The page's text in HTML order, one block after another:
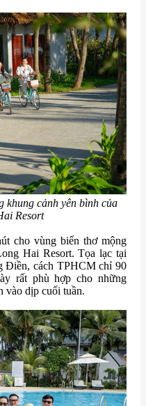
khung cảnh yên bình của
Resort
cho vùng biển thơ mộng
Hai Resort. Tọa lạc tại
Điền, cách TPHCM chỉ 90
rất phù hợp cho những
vào dịp cuối tuần.